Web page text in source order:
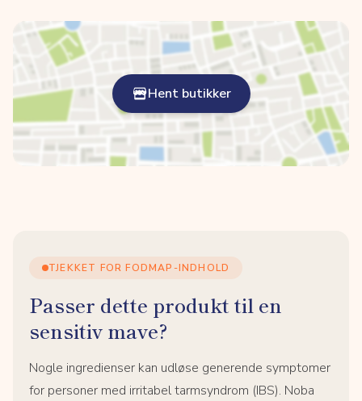
Hent butikker
TJEKKET FOR FODMAP-INDHOLD
Passer dette produkt til en
sensitiv mave?
Nogle ingredienser kan udløse generende symptomer
for personer med irritabel tarmsyndrom (IBS). Noba